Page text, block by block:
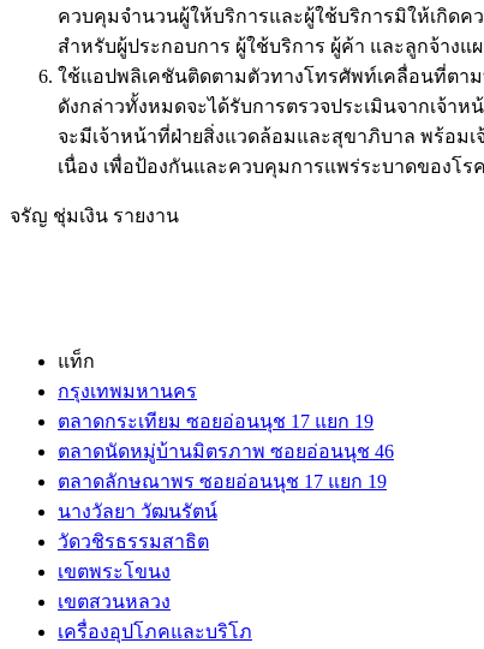
ควบคุมจำนวนผู้ให้บริการและผู้ใช้บริการมิให้เกิดค
สำหรับผู้ประกอบการ ผู้ใช้บริการ ผู้ค้า และลูกจ้าง
ใช้แอปพลิเคชันติดตามตัวทางโทรศัพท์เคลื่อนที่ตา
ดังกล่าวทั้งหมดจะได้รับการตรวจประเมินจากเจ้า
จะมีเจ้าหน้าที่ฝ่ายสิ่งแวดล้อมและสุขาภิบาล พร้อม
เนื่อง เพื่อป้องกันและควบคุมการแพร่ระบาดของโร
จรัญ ชุ่มเงิน รายงาน
แท็ก
กรุงเทพมหานคร
ตลาดกระเทียม ซอยอ่อนนุช 17 แยก 19
ตลาดนัดหมู่บ้านมิตรภาพ ซอยอ่อนนุช 46
ตลาดลักษณาพร ซอยอ่อนนุช 17 แยก 19
นางวัลยา วัฒนรัตน์
วัดวชิรธรรมสาธิต
เขตพระโขนง
เขตสวนหลวง
เครื่องอุปโภคและบริโภ